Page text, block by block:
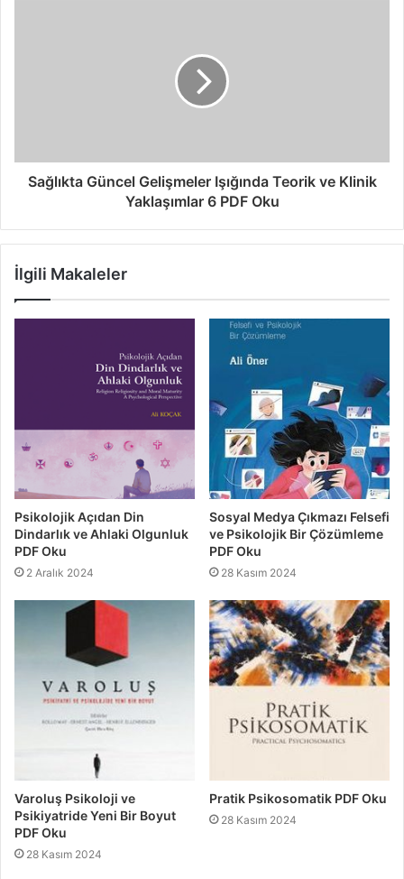
Sağlıkta Güncel Gelişmeler Işığında Teorik ve Klinik
Yaklaşımlar 6 PDF Oku
İlgili Makaleler
Psikolojik Açıdan Din
Dindarlık ve Ahlaki Olgunluk
PDF Oku
2 Aralık 2024
Sosyal Medya Çıkmazı Felsefi
ve Psikolojik Bir Çözümleme
PDF Oku
28 Kasım 2024
Varoluş Psikoloji ve
Psikiyatride Yeni Bir Boyut
PDF Oku
28 Kasım 2024
Pratik Psikosomatik PDF Oku
28 Kasım 2024